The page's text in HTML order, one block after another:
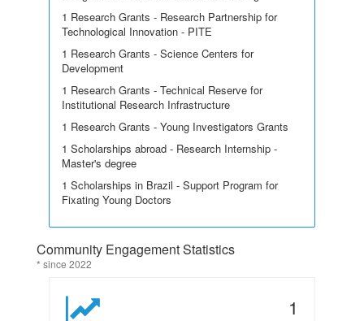
1 Research Grants - Research Partnership for
Technological Innovation - PITE
1 Research Grants - Science Centers for
Development
1 Research Grants - Technical Reserve for
Institutional Research Infrastructure
1 Research Grants - Young Investigators Grants
1 Scholarships abroad - Research Internship -
Master's degree
1 Scholarships in Brazil - Support Program for
Fixating Young Doctors
Community Engagement Statistics
* since 2022
1